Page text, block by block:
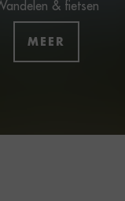
& fietsen
MEER